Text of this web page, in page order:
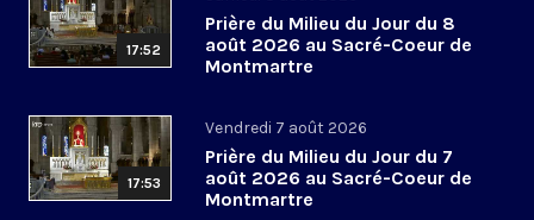
17:52
Prière du Milieu du Jour du 8
août 2026 au Sacré-Coeur de
Montmartre
17:53
Vendredi 7 août 2026
Prière du Milieu du Jour du 7
août 2026 au Sacré-Coeur de
Montmartre